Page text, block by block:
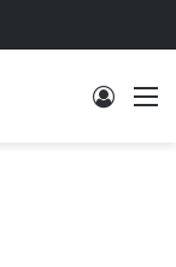
Log In